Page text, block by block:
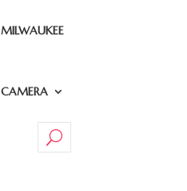
MILWAUKEE
CAMERA